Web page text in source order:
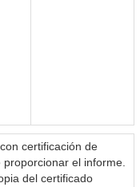
certificación de
el informe.
certificado